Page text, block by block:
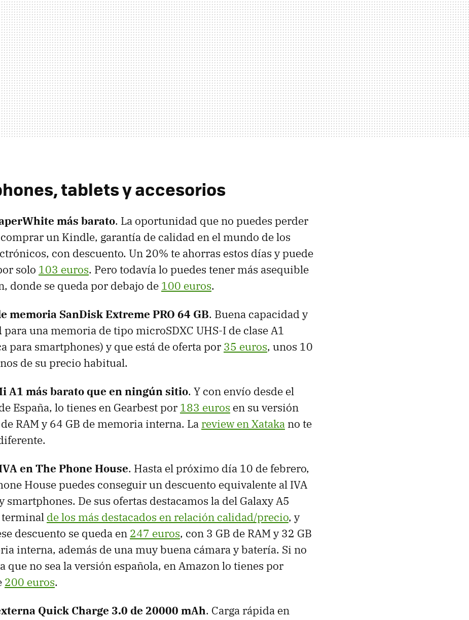
tablets y accesorios
más barato. La oportunidad que no puedes perder
un Kindle, garantía de calidad en el mundo de los
con descuento. Un 20% te ahorras estos días y puede
solo 103 euros. Pero todavía lo puedes tener más asequible
donde se queda por debajo de 100 euros.
memoria SanDisk Extreme PRO 64 GB. Buena capacidad y
una memoria de tipo microSDXC UHS-I de clase A1
para smartphones) y que está de oferta por 35 euros, unos 10
de su precio habitual.
A1 más barato que en ningún sitio. Y con envío desde el
España, lo tienes en Gearbest por 183 euros en su versión
RAM y 64 GB de memoria interna. La review en Xataka no te
en The Phone House. Hasta el próximo día 10 de febrero,
House puedes conseguir un descuento equivalente al IVA
smartphones. De sus ofertas destacamos la del Galaxy A5
de los más destacados en relación calidad/precio, y
descuento se queda en 247 euros, con 3 GB de RAM y 32 GB
interna, además de una muy buena cámara y batería. Si no
que no sea la versión española, en Amazon lo tienes por
200 euros.
Quick Charge 3.0 de 20000 mAh. Carga rápida en